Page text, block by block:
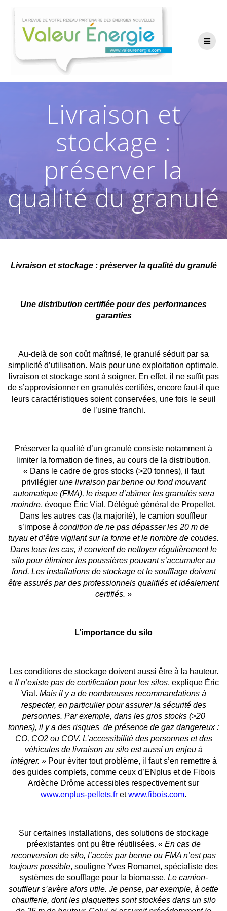
contenu
Livraison et
stockage :
préserver la
qualité du granulé
Livraison et stockage : préserver la qualité du granulé
Une distribution certifiée pour des performances
garanties
Au-delà de son coût maîtrisé, le granulé séduit par sa
simplicité d’utilisation. Mais pour une exploitation optimale,
livraison et stockage sont à soigner. En effet, il ne suffit pas
de s’approvisionner en granulés certifiés, encore faut-il que
leurs caractéristiques soient conservées, une fois le seuil
de l’usine franchi.
Préserver la qualité d’un granulé consiste notamment à
limiter la formation de fines, au cours de la distribution.
« Dans le cadre de gros stocks (>20 tonnes), il faut
privilégierune livraison par benne ou fond mouvant
automatique (FMA), le risque d’abîmer les granulés sera
moindre, évoque Éric Vial, Délégué général de Propellet.
Dans les autres cas (la majorité), le camion souffleur
s’impose à condition de ne pas dépasser les 20 m de
tuyau et d’être vigilant sur la forme et le nombre de coudes.
Dans tous les cas, il convient de nettoyer régulièrement le
silo pour éliminer les poussières pouvant s’accumuler au
fond. Les installations de stockage et le soufflage doivent
être assurés par des professionnels qualifiés et idéalement
certifiés. »
L’importance du silo
Les conditions de stockage doivent aussi être à la hauteur.
« Il n’existe pas de certification pour les silos, explique Éric
Vial. Mais il y a de nombreuses recommandations à
respecter, en particulier pour assurer la sécurité des
personnes. Par exemple, dans les gros stocks (>20
tonnes), il y a des risques de présence de gaz dangereux :
CO, CO2 ou COV. L’accessibilité des personnes et des
véhicules de livraison au silo est aussi un enjeu à
intégrer. » Pour éviter tout problème, il faut s’en remettre à
des guides complets, comme ceux d’ENplus et de Fibois
Ardèche Drôme accessibles respectivement sur
www.enplus-pellets.fr etwww.fibois.com.
Sur certaines installations, des solutions de stockage
préexistantes ont pu être réutilisées. « En cas de
reconversion de silo, l’accès par benne ou FMA n’est pas
toujours possible, souligne Yves Romanet, spécialiste des
systèmes de soufflage pour la biomasse. Le camion-
souffleur s’avère alors utile. Je pense, par exemple, à cette
chaufferie, dont les plaquettes sont stockées dans un silo